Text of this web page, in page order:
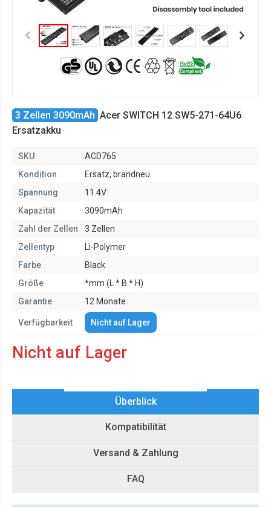
3 Zellen 3090mAh Acer SWITCH 12 SW5-271-64U6
Ersatzakku
SKU
ACD765
Kondition
Ersatz, brandneu
Spannung
11.4V
Kapazität
3090mAh
Zahl der Zellen
3 Zellen
Zellentyp
Li-Polymer
Farbe
Black
Größe
*mm (L * B * H)
Garantie
12 Monate
Verfügbarkeit Nicht auf Lager
Nicht auf Lager
Überblick
Kompatibilität
Versand & Zahlung
FAQ